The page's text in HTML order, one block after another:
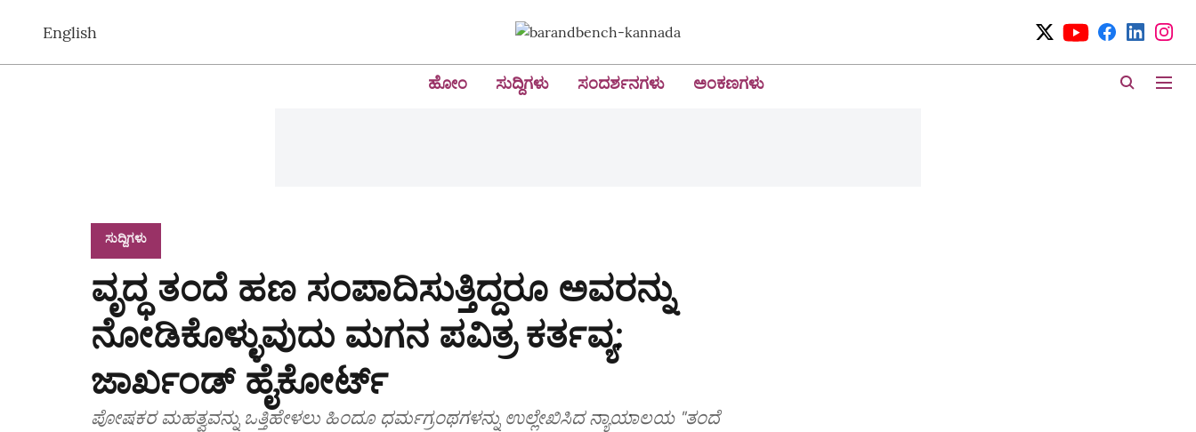
English
ಹೋಂ ಸುದ್ದಿಗಳು ಸಂದರ್ಶನಗಳು ಅಂಕಣಗಳು
ಸುದ್ದಿಗಳು
ವೃದ್ಧ ತಂದೆ ಹಣ ಸಂಪಾದಿಸುತ್ತಿದ್ದರೂ ಅವರನ್ನು
ನೋಡಿಕೊಳ್ಳುವುದು ಮಗನ ಪವಿತ್ರ ಕರ್ತವ್ಯ:
ಜಾರ್ಖಂಡ್ ಹೈಕೋರ್ಟ್
ಪೋಷಕರ ಮಹತ್ವವನ್ನು ಒತ್ತಿಹೇಳಲು ಹಿಂದೂ ಧರ್ಮಗ್ರಂಥಗಳನ್ನು ಉಲ್ಲೇಖಿಸಿದ ನ್ಯಾಯಾಲಯ "ತಂದೆ